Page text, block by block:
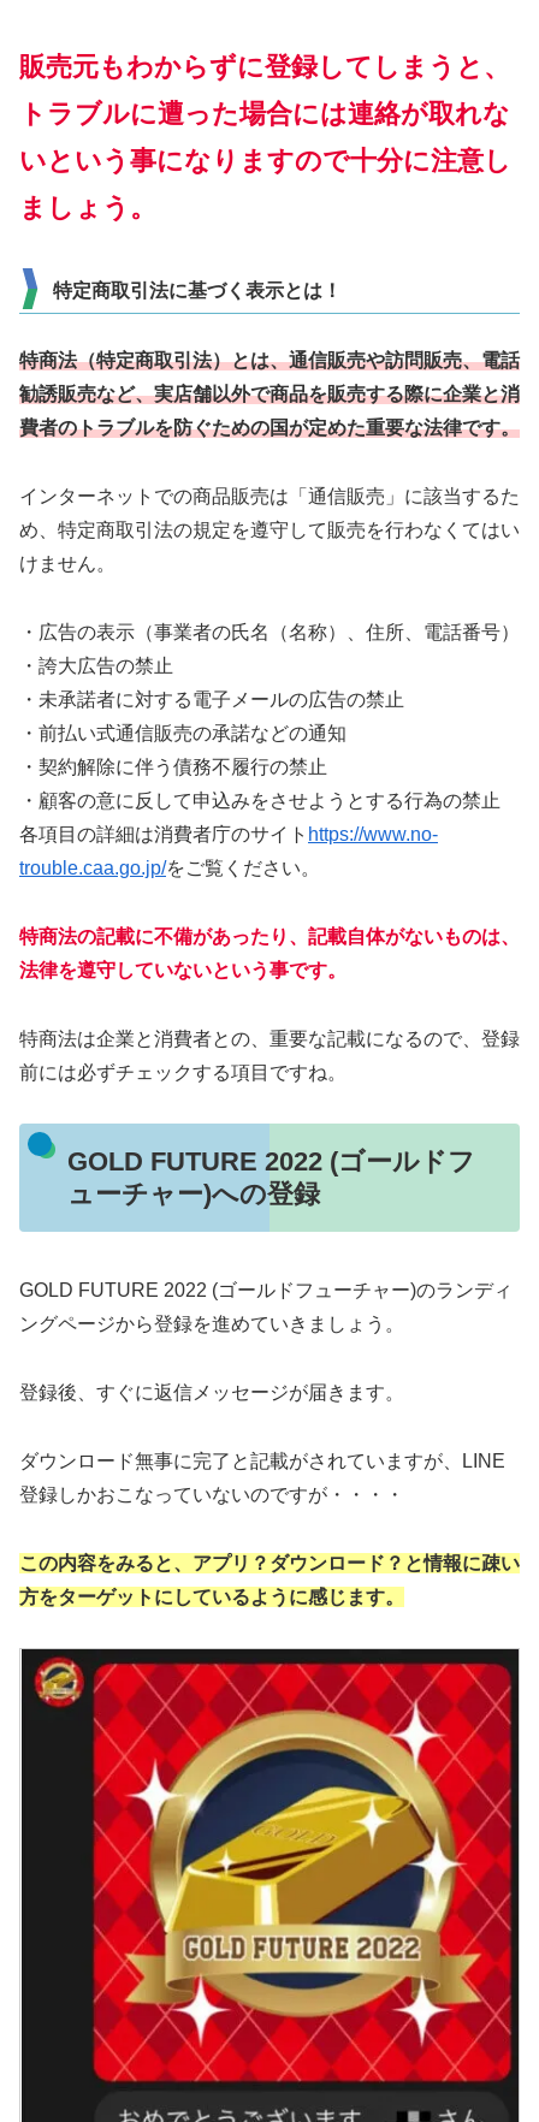
販売元もわからずに登録してしまうと、
トラブルに遭った場合には連絡が取れな
いという事になりますので十分に注意し
ましょう。
特定商取引法に基づく表示とは！
特商法（特定商取引法）とは、通信販売や訪問販売、電話
勧誘販売など、実店舗以外で商品を販売する際に企業と消
費者のトラブルを防ぐための国が定めた重要な法律です。
インターネットでの商品販売は「通信販売」に該当するた
め、特定商取引法の規定を遵守して販売を行わなくてはい
けません。
・広告の表示（事業者の氏名（名称）、住所、電話番号）
・誇大広告の禁止
・未承諾者に対する電子メールの広告の禁止
・前払い式通信販売の承諾などの通知
・契約解除に伴う債務不履行の禁止
・顧客の意に反して申込みをさせようとする行為の禁止
各項目の詳細は消費者庁のサイト https://www.no-
trouble.caa.go.jp/をご覧ください。
特商法の記載に不備があったり、記載自体がないものは、
法律を遵守していないという事です。
特商法は企業と消費者との、重要な記載になるので、登録
前には必ずチェックする項目ですね。
GOLD FUTURE 2022 (ゴールドフ
ューチャー)への登録
GOLD FUTURE 2022 (ゴールドフューチャー)のランディ
ングページから登録を進めていきましょう。
登録後、すぐに返信メッセージが届きます。
ダウンロード無事に完了と記載がされていますが、LINE
登録しかおこなっていないのですが・・・・
この内容をみると、アプリ？ダウンロード？と情報に疎い
方をターゲットにしているように感じます。